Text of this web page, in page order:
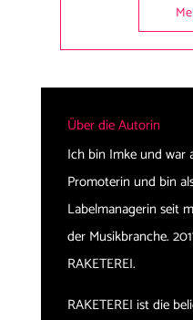
Über die Autorin
Ich bin Imke und war
Promoterin und bin
Labelmanagerin seit
der Musikbranche.
RAKETEREI.
RAKETEREI ist die